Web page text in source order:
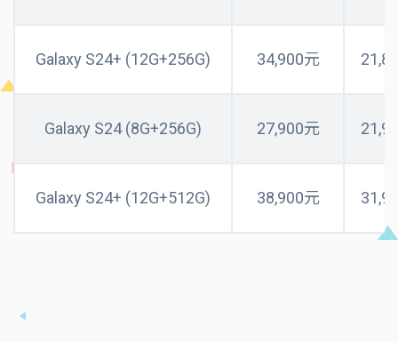
Galaxy S24+ (12G+256G) 34,900元
Galaxy S24 (8G+256G) 27,900元
Galaxy S24+ (12G+512G) 38,900元